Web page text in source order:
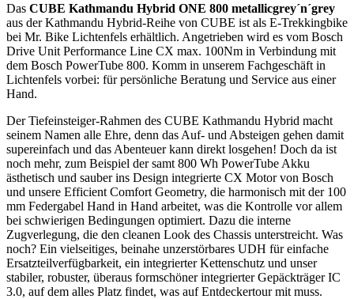
Das CUBE Kathmandu Hybrid ONE 800 metallicgrey´n´grey
aus der Kathmandu Hybrid-Reihe von CUBE ist als E-Trekkingbike
bei Mr. Bike Lichtenfels erhältlich. Angetrieben wird es vom Bosch
Drive Unit Performance Line CX max. 100Nm in Verbindung mit
dem Bosch PowerTube 800. Komm in unserem Fachgeschäft in
Lichtenfels vorbei: für persönliche Beratung und Service aus einer
Hand.
Der Tiefeinsteiger-Rahmen des CUBE Kathmandu Hybrid macht
seinem Namen alle Ehre, denn das Auf- und Absteigen gehen damit
supereinfach und das Abenteuer kann direkt losgehen! Doch da ist
noch mehr, zum Beispiel der samt 800 Wh PowerTube Akku
ästhetisch und sauber ins Design integrierte CX Motor von Bosch
und unsere Efficient Comfort Geometry, die harmonisch mit der 100
mm Federgabel Hand in Hand arbeitet, was die Kontrolle vor allem
bei schwierigen Bedingungen optimiert. Dazu die interne
Zugverlegung, die den cleanen Look des Chassis unterstreicht. Was
noch? Ein vielseitiges, beinahe unzerstörbares UDH für einfache
Ersatzteilverfügbarkeit, ein integrierter Kettenschutz und unser
stabiler, robuster, überaus formschöner integrierter Gepäckträger IC
3.0, auf dem alles Platz findet, was auf Entdeckertour mit muss.